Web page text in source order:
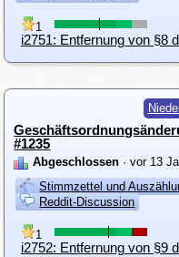
1
#1235
Abgeschlossen · vor 13
Stimmzettel und
Reddit-Discussion
1